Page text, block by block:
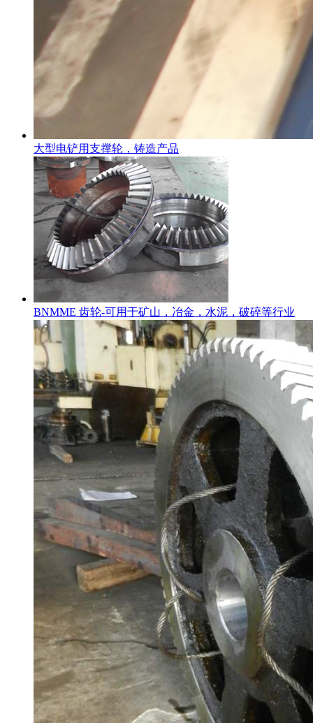
大型电铲用支撑轮，铸造产品
BNMME 齿轮-可用于矿山，冶金，水泥，破碎等行业